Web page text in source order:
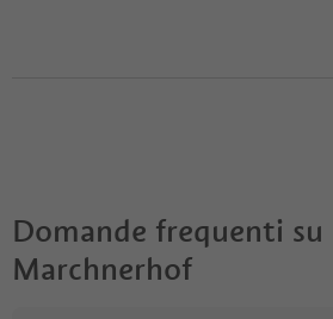
Domande frequenti su
Marchnerhof